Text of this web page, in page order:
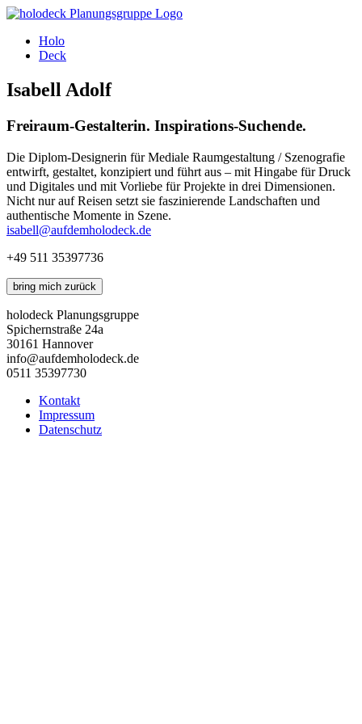
Holo
Deck
Isabell Adolf
Freiraum-Gestalterin. Inspirations-Suchende.
Die Diplom-Designerin für Mediale Raumgestaltung / Szenografie
entwirft, gestaltet, konzipiert und führt aus – mit Hingabe für Druck
und Digitales und mit Vorliebe für Projekte in drei Dimensionen.
Nicht nur auf Reisen setzt sie faszinierende Landschaften und
authentische Momente in Szene.
isabell@aufdemholodeck.de
+49 511 35397736
bring mich zurück
holodeck Planungsgruppe
Spichernstraße 24a
30161 Hannover
info@aufdemholodeck.de
0511 35397730
Kontakt
Impressum
Datenschutz